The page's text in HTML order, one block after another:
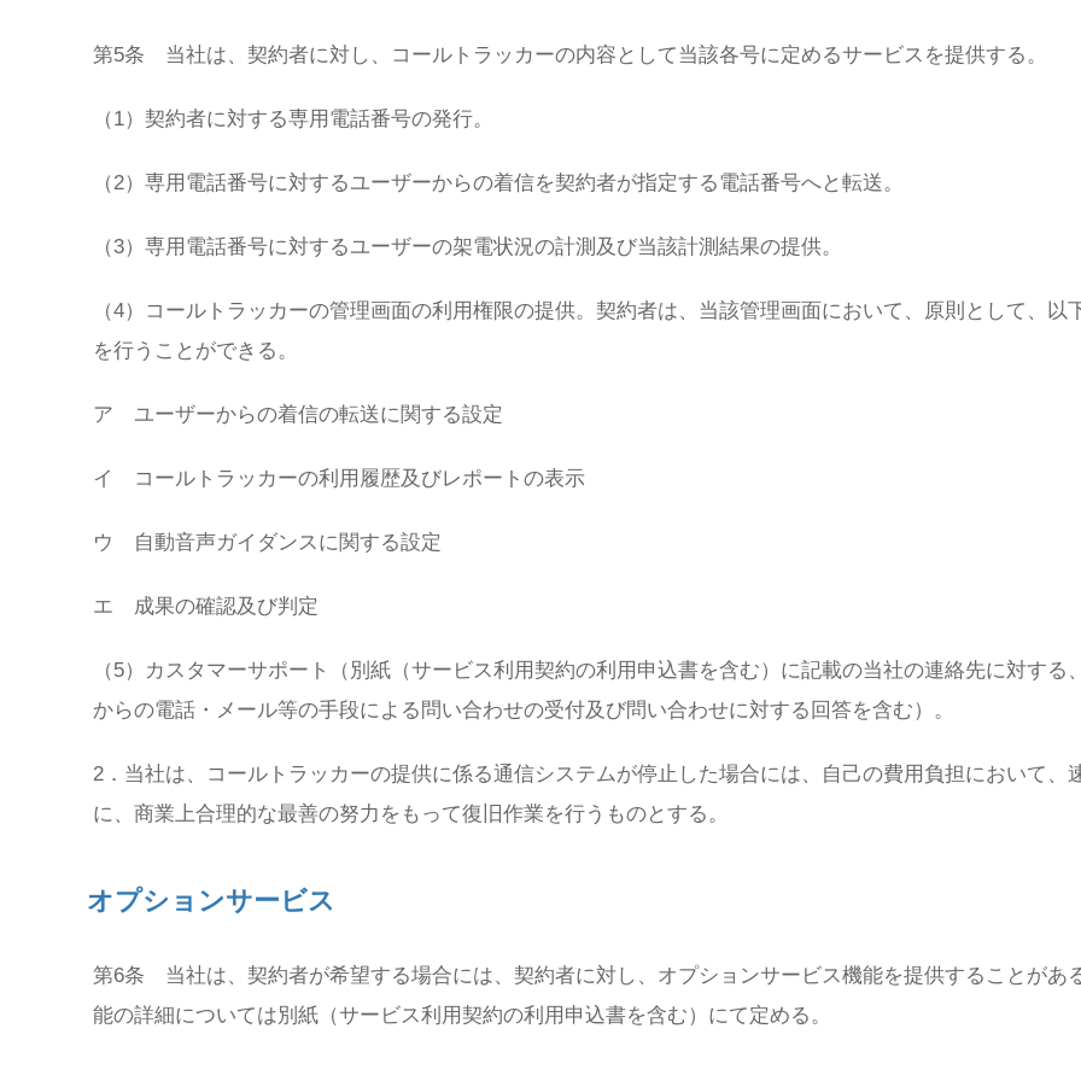
第5条 当社は、契約者に対し、コールトラッカーの内容として当該各号に定めるサービスを提供する。
（1）契約者に対する専用電話番号の発行。
（2）専用電話番号に対するユーザーからの着信を契約者が指定する電話番号へと転送。
（3）専用電話番号に対するユーザーの架電状況の計測及び当該計測結果の提供。
（4）コールトラッカーの管理画面の利用権限の提供。契約者は、当該管理画面において、原則として、以
を行うことができる。
ア ユーザーからの着信の転送に関する設定
イ コールトラッカーの利用履歴及びレポートの表示
ウ 自動音声ガイダンスに関する設定
エ 成果の確認及び判定
（5）カスタマーサポート（別紙（サービス利用契約の利用申込書を含む）に記載の当社の連絡先に対する
からの電話・メール等の手段による問い合わせの受付及び問い合わせに対する回答を含む）。
2．当社は、コールトラッカーの提供に係る通信システムが停止した場合には、自己の費用負担において、
に、商業上合理的な最善の努力をもって復旧作業を行うものとする。
オプションサービス
第6条 当社は、契約者が希望する場合には、契約者に対し、オプションサービス機能を提供することがあ
能の詳細については別紙（サービス利用契約の利用申込書を含む）にて定める。